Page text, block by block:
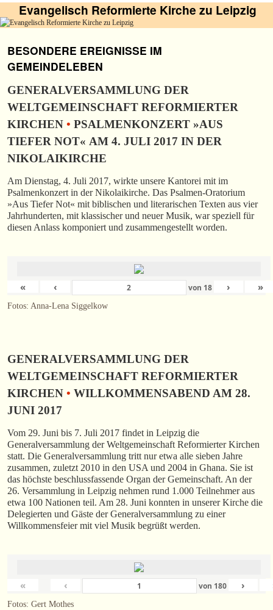
Evangelisch Reformierte Kirche zu Leipzig
BESONDERE EREIGNISSE IM
GEMEINDELEBEN
GENERALVERSAMMLUNG DER
WELTGEMEINSCHAFT REFORMIERTER
KIRCHEN • PSALMENKONZERT »AUS
TIEFER NOT« AM 4. JULI 2017 IN DER
NIKOLAIKIRCHE
Am Dienstag, 4. Juli 2017, wirkte unsere Kantorei mit im
Psalmenkonzert in der Nikolaikirche. Das Psalmen-Oratorium
»Aus Tiefer Not« mit biblischen und literarischen Texten aus vier
Jahrhunderten, mit klassischer und neuer Musik, war speziell für
diesen Anlass komponiert und zusammengestellt worden.
« ‹ von 18 › »
Fotos: Anna-Lena Siggelkow
GENERALVERSAMMLUNG DER
WELTGEMEINSCHAFT REFORMIERTER
KIRCHEN • WILLKOMMENSABEND AM 28.
JUNI 2017
Vom 29. Juni bis 7. Juli 2017 findet in Leipzig die
Generalversammlung der Weltgemeinschaft Reformierter Kirchen
statt. Die Generalversammlung tritt nur etwa alle sieben Jahre
zusammen, zuletzt 2010 in den USA und 2004 in Ghana. Sie ist
das höchste beschlussfassende Organ der Gemeinschaft. An der
26. Versammlung in Leipzig nehmen rund 1.000 Teilnehmer aus
etwa 100 Nationen teil. Am 28. Juni konnten in unserer Kirche die
Delegierten und Gäste der Generalversammlung zu einer
Willkommensfeier mit viel Musik begrüßt werden.
« ‹ von 180 ›
Fotos: Gert Mothes